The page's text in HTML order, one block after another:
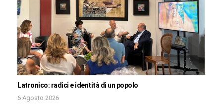
Latronico: radici e identità di un popolo
6 Agosto 2026